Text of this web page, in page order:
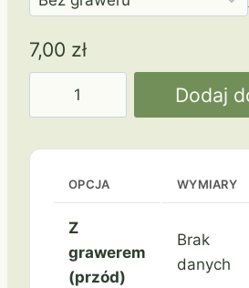
7,00 zł
MMC2072
Medal
Ogólny
Dodaj
OPCJA WYMIARY
Z
grawerem
(przód)
Brak
danych